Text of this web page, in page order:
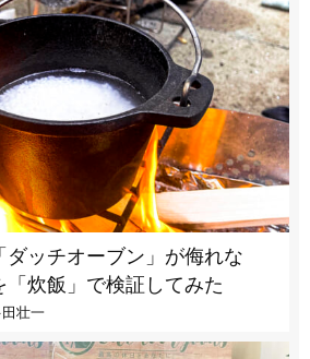
ダッチオーブン」が侮れな
炊飯」で検証してみた
田壮一